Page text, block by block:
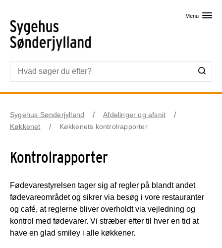
Menu
Sygehus Sønderjylland
Afdelinger og afsnit
Køkkenet
Køkkenets kontrolrapporter
Kontrolrapporter
Fødevarestyrelsen tager sig af regler på blandt andet
fødevareområdet og sikrer via besøg i vore restauranter
og café, at reglerne bliver overholdt via vejledning og
kontrol med fødevarer. Vi stræber efter til hver en tid at
have en glad smiley i alle køkkener.